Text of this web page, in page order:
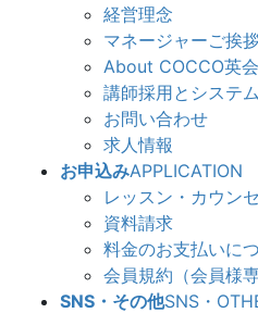
経営理念
マネージャーご挨
About COCCO英
講師採用とシステム
お問い合わせ
求人情報
お申込みAPPLICATION
レッスン・カウン
資料請求
料金のお支払いに
会員規約（会員様
SNS・その他SNS・